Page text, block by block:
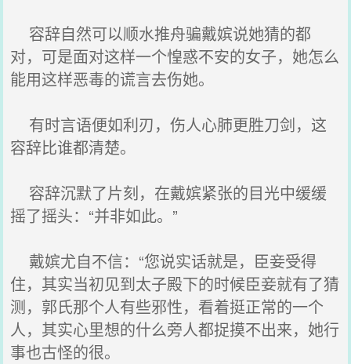
容辞自然可以顺水推舟骗戴嫔说她猜的都
对，可是面对这样一个惶惑不安的女子，她怎么
能用这样恶毒的谎言去伤她。
有时言语便如利刃，伤人心肺更胜刀剑，这
容辞比谁都清楚。
容辞沉默了片刻，在戴嫔紧张的目光中缓缓
摇了摇头：“并非如此。”
戴嫔尤自不信：“您说实话就是，臣妾受得
住，其实当初见到太子殿下的时候臣妾就有了猜
测，郭氏那个人有些邪性，看着挺正常的一个
人，其实心里想的什么旁人都捉摸不出来，她行
事也古怪的很。